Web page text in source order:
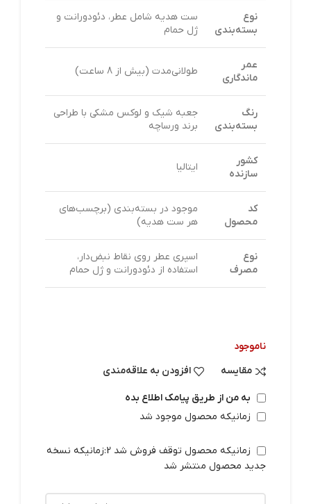
نوع
بسته‌بندی
ست هدیه شامل عطر، دئودورانت و
ژل حمام
عمر
ماندگاری
طولانی‌مدت (بیش از 8 ساعت)
رنگ
بسته‌بندی
جعبه شیک و لوکس مشکی با طراحی
برند ورساچه
کشور
سازنده
ایتالیا
کد
محصول
موجود در بسته‌بندی (برچسب‌های
هر ست هدیه)
نوع
مصرف
اسپری عطر روی نقاط نبض‌دار،
استفاده از دئودورانت و ژل حمام
ناموجود
مقایسه
افزودن به علاقه‌مندی
به من از طریق پیامک اطلاع بده
زمانیکه محصول موجود شد
زمانیکه محصول توقف فروش شد 2:زمانیکه نسخه
جدید محصول منتشر شد